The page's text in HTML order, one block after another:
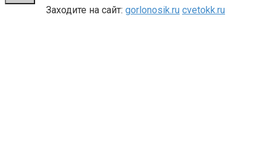
Заходите на сайт: gorlonosik.ru cvetokk.ru